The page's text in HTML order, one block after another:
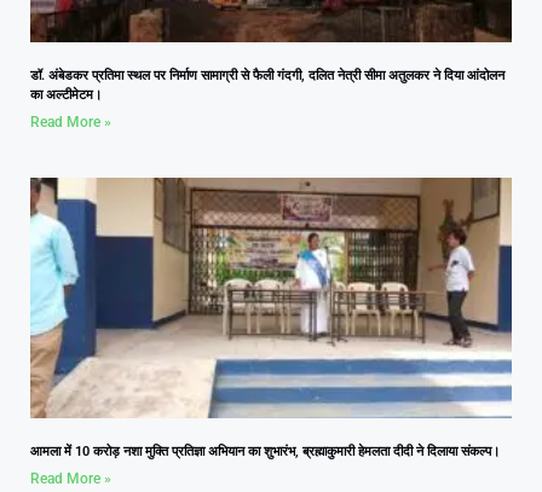
डॉ. अंबेडकर प्रतिमा स्थल पर निर्माण सामाग्री से फैली गंदगी, दलित नेत्री सीमा अतुलकर ने दिया आंदोलन
का अल्टीमेटम।
Read More »
आमला में 10 करोड़ नशा मुक्ति प्रतिज्ञा अभियान का शुभारंभ, ब्रह्माकुमारी हेमलता दीदी ने दिलाया संकल्प।
Read More »